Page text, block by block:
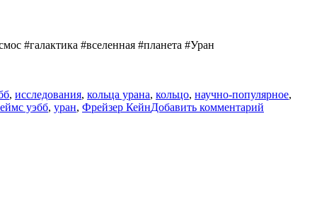
#галактика #вселенная #планета #Уран
, исследования, кольца урана, кольцо, научно-популярное,
уэбб, уран, Фрейзер КейнДобавить комментарий